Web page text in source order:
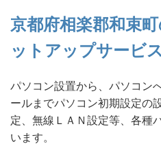
京都府相楽郡和束
ットアップサービス
パソコン設置から、パソコン
ールまでパソコン初期設定の
定、無線ＬＡＮ設定等、各種
います。